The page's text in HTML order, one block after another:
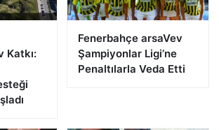
Katkı:
Fenerbahçe arsaVev
Şampiyonlar Ligi’ne
Penaltılarla Veda Etti